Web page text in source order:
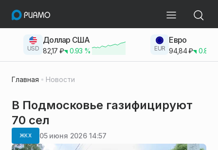
USD
Доллар США
82,17 ₽ 0.93 % EUR
Евро
94,84₽ 0.83
Главная Новости
В Подмосковье газифицируют
70 сел
ЖКХ 05 июня 2026 14:57